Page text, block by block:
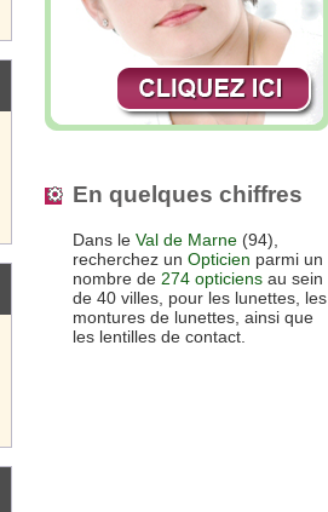
En quelques chiffres
Dans le Val de Marne (94),
recherchez un Opticien parmi un
nombre de 274 opticiens au sein
de 40 villes, pour les lunettes, les
montures de lunettes, ainsi que
les lentilles de contact.